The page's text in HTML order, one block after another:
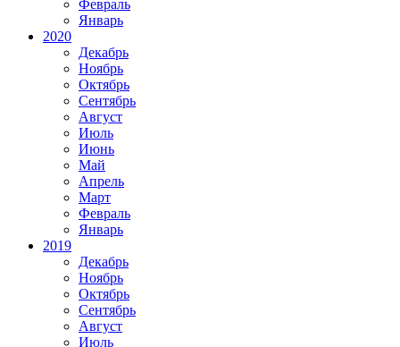
Февраль
Январь
2020
Декабрь
Ноябрь
Октябрь
Сентябрь
Август
Июль
Июнь
Май
Апрель
Март
Февраль
Январь
2019
Декабрь
Ноябрь
Октябрь
Сентябрь
Август
Июль